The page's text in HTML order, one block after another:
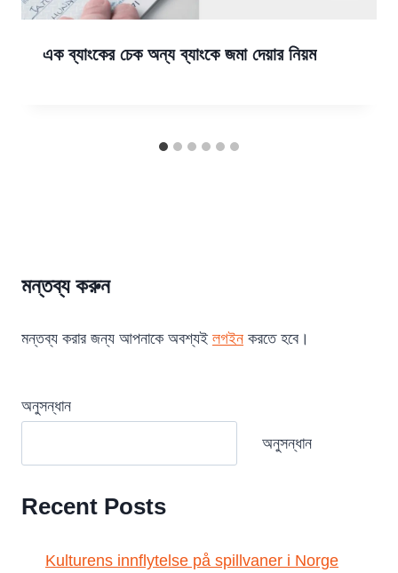
এক ব্যাংকের চেক অন্য ব্যাংকে জমা দেয়ার নিয়ম
মন্তব্য করুন
মন্তব্য করার জন্য আপনাকে অবশ্যই লগইন করতে হবে।
অনুসন্ধান
অনুসন্ধান
Recent Posts
Kulturens innflytelse på spillvaner i Norge